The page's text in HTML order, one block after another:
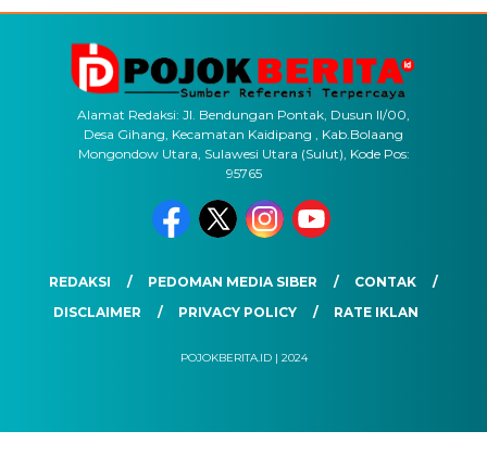
Alamat Redaksi: Jl. Bendungan Pontak, Dusun II/00,
Desa Gihang, Kecamatan Kaidipang , Kab.Bolaang
Mongondow Utara, Sulawesi Utara (Sulut), Kode Pos:
95765
REDAKSI PEDOMAN MEDIA SIBER
CONTAK
DISCLAIMER
PRIVACY POLICY RATE IKLAN
POJOKBERITA.ID | 2024